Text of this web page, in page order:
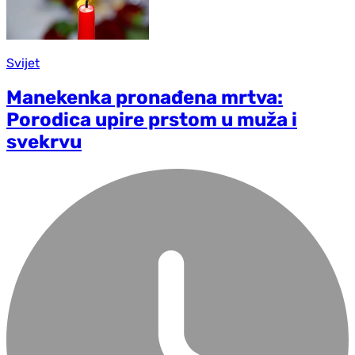
Svijet
Manekenka pronađena mrtva:
Porodica upire prstom u muža i
svekrvu